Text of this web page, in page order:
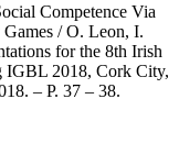
Competence Via
/ O. Leon, I.
for the 8th Irish
IGBL 2018, Cork City,
– P. 37 – 38.